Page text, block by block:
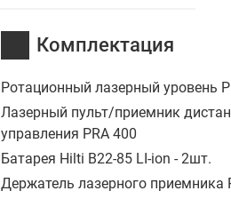
Комплектация
Ротационный лазерный уровень
Лазерный пульт/приемник
управления PRA 400
Батарея Hilti B22-85 LI-ion - 2шт.
Держатель лазерного приемника